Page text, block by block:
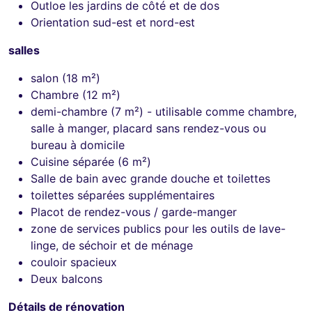
Outloe les jardins de côté et de dos
Orientation sud-est et nord-est
salles
salon (18 m²)
Chambre (12 m²)
demi-chambre (7 m²) - utilisable comme chambre,
salle à manger, placard sans rendez-vous ou
bureau à domicile
Cuisine séparée (6 m²)
Salle de bain avec grande douche et toilettes
toilettes séparées supplémentaires
Placot de rendez-vous / garde-manger
zone de services publics pour les outils de lave-
linge, de séchoir et de ménage
couloir spacieux
Deux balcons
Détails de rénovation